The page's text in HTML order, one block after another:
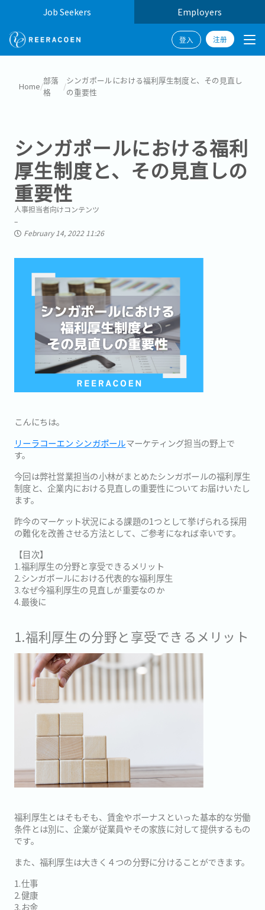
Job Seekers Employers
登入 注册
Home/
部落
格
/
シンガポールにおける福利厚生制度と、その見直し
の重要性
シンガポールにおける福利
厚生制度と、その見直しの
重要性
人事担当者向けコンテンツ
February 14, 2022 11:26
こんにちは。
リーラコーエン シンガポールマーケティング担当の野上で
す。
今回は弊社営業担当の小林がまとめたシンガポールの福利厚生
制度と、企業内における見直しの重要性についてお届けいたし
ます。
昨今のマーケット状況による課題の1つとして挙げられる採用
の難化を改善させる方法として、ご参考になれば幸いです。
【目次】
1.福利厚生の分野と享受できるメリット
2.シンガポールにおける代表的な福利厚生
3.なぜ今福利厚生の見直しが重要なのか
4.最後に
1.福利厚生の分野と享受できるメリット
福利厚生とはそもそも、賃金やボーナスといった基本的な労働
条件とは別に、企業が従業員やその家族に対して提供するもの
です。
また、福利厚生は大きく４つの分野に分けることができます。
1.仕事
2.健康
3.お金